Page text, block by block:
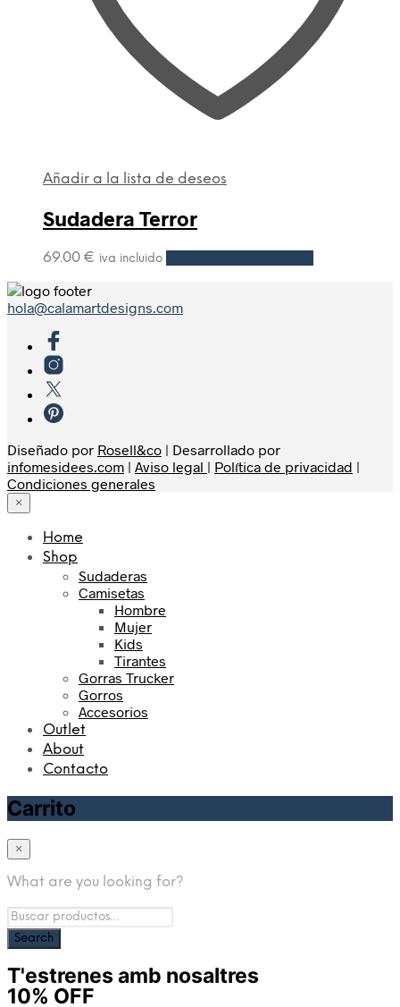
Añadir a la lista de deseos
Sudadera Terror
69.00 € iva incluido
hola@calamartdesigns.com
Diseñado por Rosell&co | Desarrollado por
infomesidees.com | Aviso legal | Política de privacidad |
Condiciones generales
×
Home
Shop
Sudaderas
Camisetas
Hombre
Mujer
Kids
Tirantes
Gorras Trucker
Gorros
Accesorios
Outlet
About
Contacto
Carrito
×
What are you looking for?
T'estrenes amb nosaltres
10% OFF